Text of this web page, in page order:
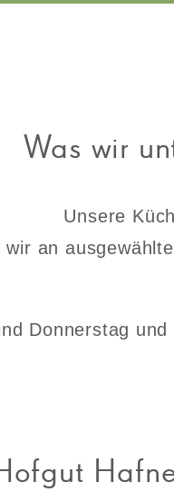
Was wir
Unsere
an
Donnerstag